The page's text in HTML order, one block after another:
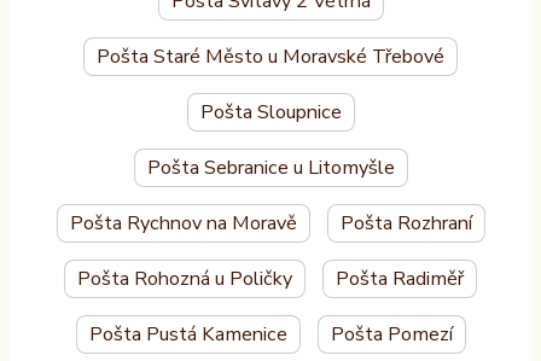
Pošta Staré Město u Moravské Třebové
Pošta Sloupnice
Pošta Sebranice u Litomyšle
Pošta Rychnov na Moravě Pošta Rozhraní
Pošta Rohozná u Poličky Pošta Radiměř
Pošta Pustá Kamenice Pošta Pomezí